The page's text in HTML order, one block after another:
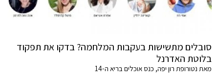
סובלים מתשישות בעקבות המלחמה? בדקו את תפקוד
בלוטת האדרנל
מאת נטורופת רון יפה, כנס אוכלים בריא ה-14